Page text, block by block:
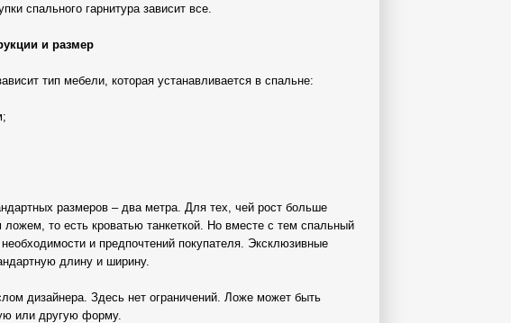
спального гарнитура зависит все.
и размер
тип мебели, которая устанавливается в спальне:
размеров – два метра. Для тех, чей рост больше
то есть кроватью танкеткой. Но вместе с тем спальный
и предпочтений покупателя. Эксклюзивные
длину и ширину.
дизайнера. Здесь нет ограничений. Ложе может быть
или другую форму.